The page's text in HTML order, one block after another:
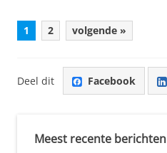
1 2 volgende »
Deel dit Facebook
Meest recente berichten